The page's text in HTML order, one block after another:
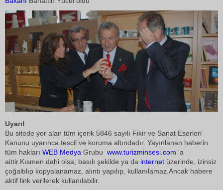
Uyarı!
Bu sitede yer alan tüm içerik 5846 sayılı Fikir ve Sanat Eserleri
Kanunu uyarınca tescil ve koruma altındadır. Yayınlanan haberin
tüm hakları WEB Medya Grubu www.turizminsesi.com 'a
aittir.Kısmen dahi olsa; basılı şekilde ya da internet üzerinde, izinsiz
çoğaltılıp kopyalanamaz, alıntı yapılıp, kullanılamaz.Ancak habere
aktif link verilerek kullanılabilir.